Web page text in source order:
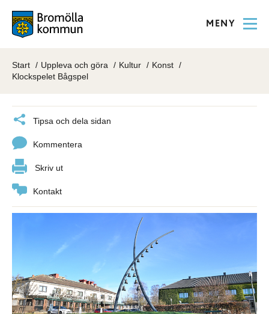
MENY
Start Uppleva och göra Kultur
Konst
Klockspelet Bågspel
Tipsa och dela sidan
Kommentera
Skriv ut
Kontakt